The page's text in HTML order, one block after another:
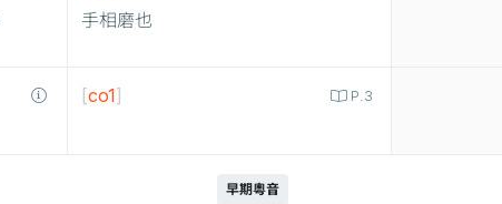
手相磨也
P.3
[co1]
早期粵音